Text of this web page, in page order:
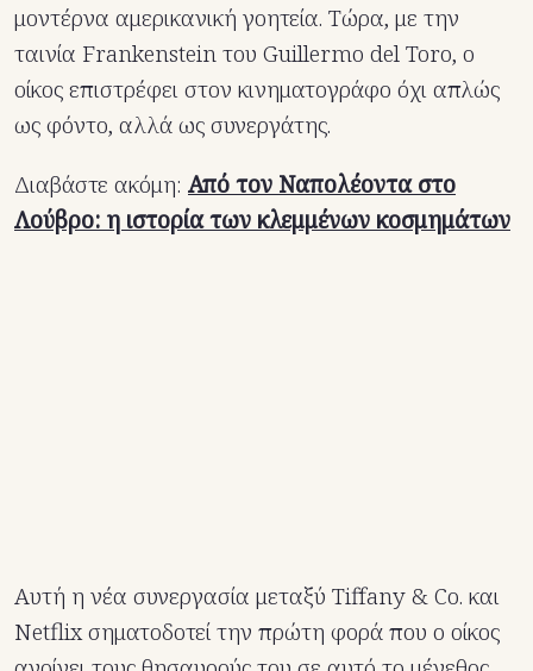
μοντέρνα αμερικανική γοητεία. Τώρα, με την
ταινία Frankenstein του Guillermo del Toro, ο
οίκος επιστρέφει στον κινηματογράφο όχι απλώς
ως φόντο, αλλά ως συνεργάτης.
Διαβάστε ακόμη: Από τον Ναπολέοντα στο
Λούβρο: η ιστορία των κλεμμένων κοσμημάτων
Αυτή η νέα συνεργασία μεταξύ Tiffany & Co. και
Netflix σηματοδοτεί την πρώτη φορά που ο οίκος